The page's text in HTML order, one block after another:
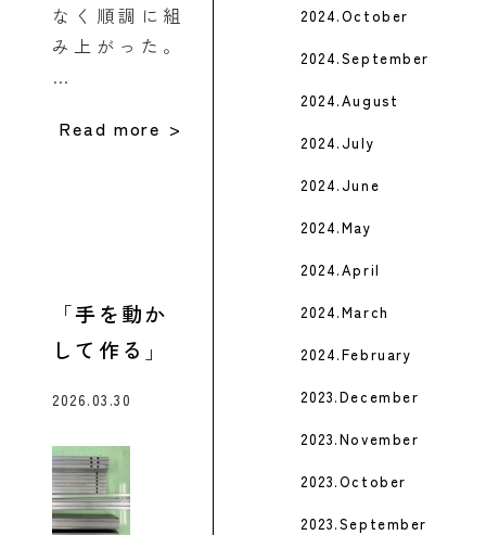
なく順調に組
み上がった。
…
Read more
手を動か
して作る
2026.03.30
2024.October
2024.September
2024.August
2024.July
2024.June
2024.May
2024.April
2024.March
2024.February
2023.December
2023.November
2023.October
2023.September